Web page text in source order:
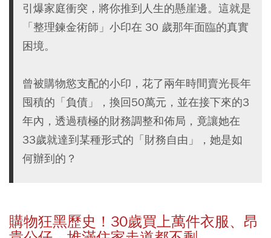
引爆家庭衝突，將你推到人生的懸崖邊。這就是
「整理鍊金術師」小印在 30 歲那年面臨的真實
困境。
曾被購物慾支配的小印，花了兩年時間賣光長年
囤積的「負債」，換回50萬元，並在接下來的3
年內，透過積極的財務調整和佈局，竟讓她在
33歲就達到某種形式的「財務自由」，她是如
何辦到的？
購物狂黑歷史！30歲買上萬件衣服、昂